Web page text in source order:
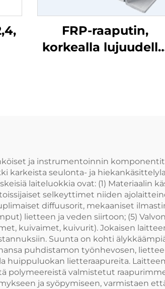
FRP-raaputin,
korkealla
ja instrumentoinnin
seulonta- ja
laiteluokkia ovat: (1) Materiaalin
selkeyttimet niiden
diffuusorit, mekaaniset
lietteen ja veden siirtoon; (5)
kuivaimet, kuivurit). Jokaisen
Suunta on kohti
puhdistamon työnhevosen,
huippuluokan lietteraapureita.
polymeereistä valmistetut
ja syöpymiseen, varmistaen